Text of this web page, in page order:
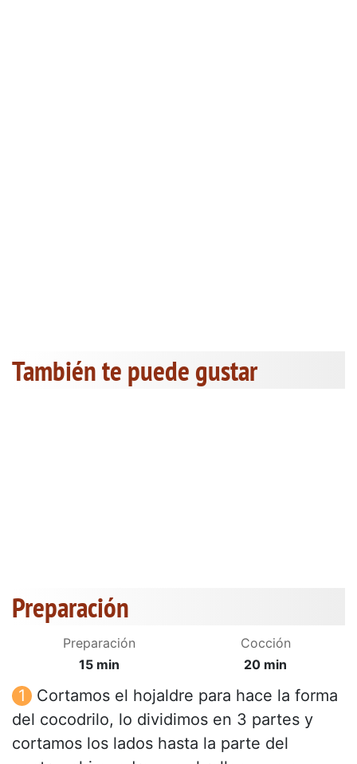
También te puede gustar
Preparación
Preparación
15 min
Cocción
20 min
Cortamos el hojaldre para hace la forma
del cocodrilo, lo dividimos en 3 partes y
cortamos los lados hasta la parte del